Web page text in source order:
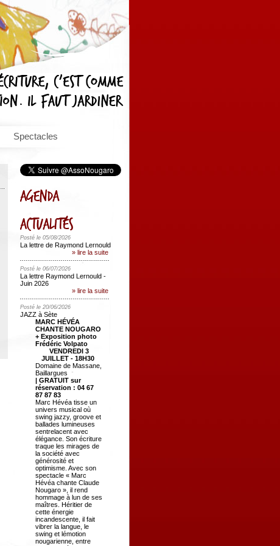
Spectacles
Posté le 05/08/2026
La lettre de Raymond Lernould
» lire la suite
Posté le 06/07/2026
La lettre Raymond Lernould -
Juin 2026
» lire la suite
Posté le 20/06/2026
JAZZ à Sète
MARC HÉVÉA
CHANTE NOUGARO
+ Exposition photo
Frédéric Volpato
VENDREDI 3
JUILLET - 18H30
Domaine de Massane,
Baillargues
| GRATUIT sur
réservation : 04 67
87 87 83
Marc Hévéa tisse un
univers musical où
swing jazzy, groove et
ballades lumineuses
sentrelacent avec
élégance. Son écriture
traque les mirages de
la société avec
générosité et
optimisme. Avec son
spectacle « Marc
Hévéa chante Claude
Nougaro », il rend
hommage à lun de ses
maîtres. Héritier de
cette énergie
incandescente, il fait
vibrer la langue, le
swing et lémotion
nougarienne, entre